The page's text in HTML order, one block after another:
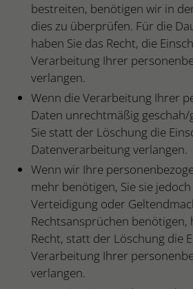
bestreiten, benötigen wir in
dies zu überprüfen. Für die
haben Sie das Recht, die
Verarbeitung Ihrer
verlangen.
Wenn die Verarbeitung Ihrer
Daten unrechtmäßig
Sie statt der Löschung die
Datenverarbeitung verlangen.
Wenn wir Ihre
mehr benötigen, Sie sie
Verteidigung oder
Rechtsansprüchen benötigen,
Recht, statt der Löschung die
Verarbeitung Ihrer
verlangen.